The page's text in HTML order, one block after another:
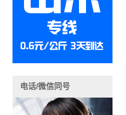
电话/微信同号